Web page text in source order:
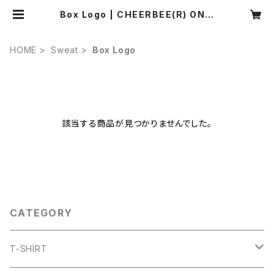
Box Logo | CHEERBEE(R) ONLI
HOME Sweat Box Logo
該当する商品が見つかりませんでした。
CATEGORY
T-SHIRT